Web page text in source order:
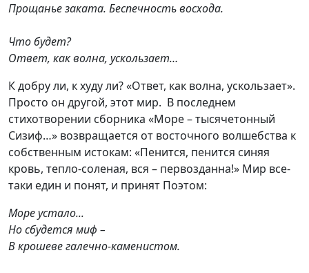
Прощанье заката. Беспечность восхода.
Что будет?
Ответ, как волна, ускользает…
К добру ли, к худу ли? «Ответ, как волна, ускользает».
Просто он другой, этот мир. В последнем
стихотворении сборника «Море – тысячетонный
Сизиф…» возвращается от восточного волшебства к
собственным истокам: «Пенится, пенится синяя
кровь, тепло-соленая, вся – первозданна!» Мир все-
таки един и понят, и принят Поэтом:
Море устало...
Но сбудется миф –
В крошеве галечно-каменистом.